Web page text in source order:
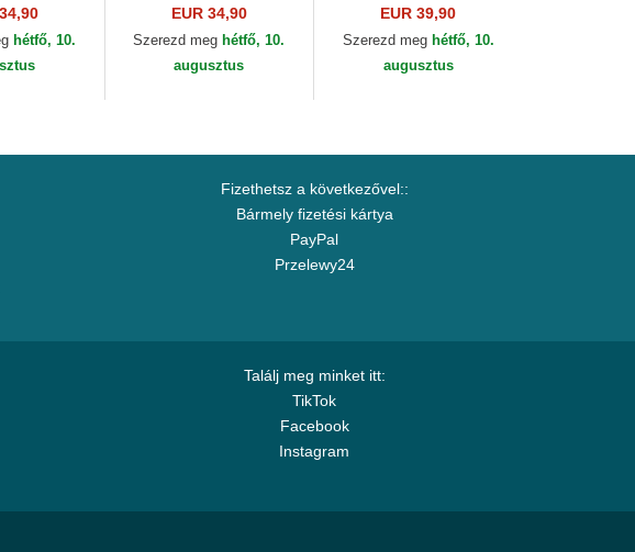
hétfő, 10.
EUR 34,90
Szerezd meg hétfő, 10.
augusztus
MotoGP MotoGP Von
Dutch
EUR 39,90
Szerezd meg hétfő, 10.
augusztus
Fizethetsz a következővel::
Bármely fizetési kártya
PayPal
Przelewy24
Találj meg minket itt:
TikTok
Facebook
Instagram